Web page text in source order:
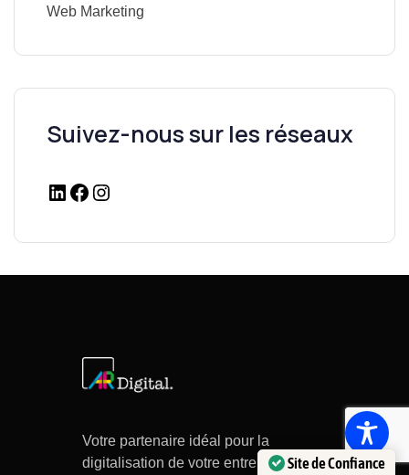
Web Marketing
Suivez-nous sur les réseaux
Votre partenaire idéal pour la
digitalisation de votre entreprise !Site de Confiance